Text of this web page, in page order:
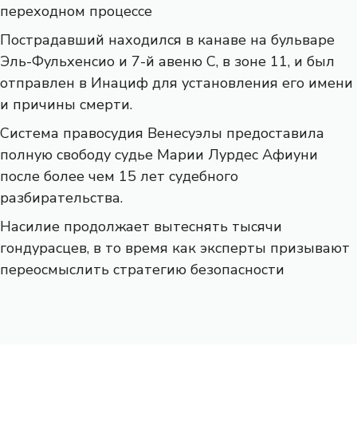
переходном процессе
Пострадавший находился в канаве на бульваре
Эль-Фульхенсио и 7-й авеню С, в зоне 11, и был
отправлен в Инациф для установления его имени
и причины смерти.
Система правосудия Венесуэлы предоставила
полную свободу судье Марии Лурдес Афиуни
после более чем 15 лет судебного
разбирательства.
Насилие продолжает вытеснять тысячи
гондурасцев, в то время как эксперты призывают
переосмыслить стратегию безопасности